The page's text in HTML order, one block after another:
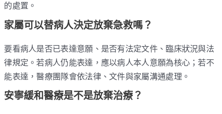
的處置。
家屬可以替病人決定放棄急救嗎？
要看病人是否已表達意願、是否有法定文件、臨床狀況與法
律規定。若病人仍能表達，應以病人本人意願為核心；若不
能表達，醫療團隊會依法律、文件與家屬溝通處理。
安寧緩和醫療是不是放棄治療？